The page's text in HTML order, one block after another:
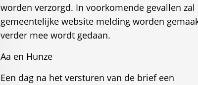
worden verzorgd. In voorkomende gevallen zal
gemeentelijke website melding worden
verder mee wordt gedaan.
Aa en Hunze
Een dag na het versturen van de brief een